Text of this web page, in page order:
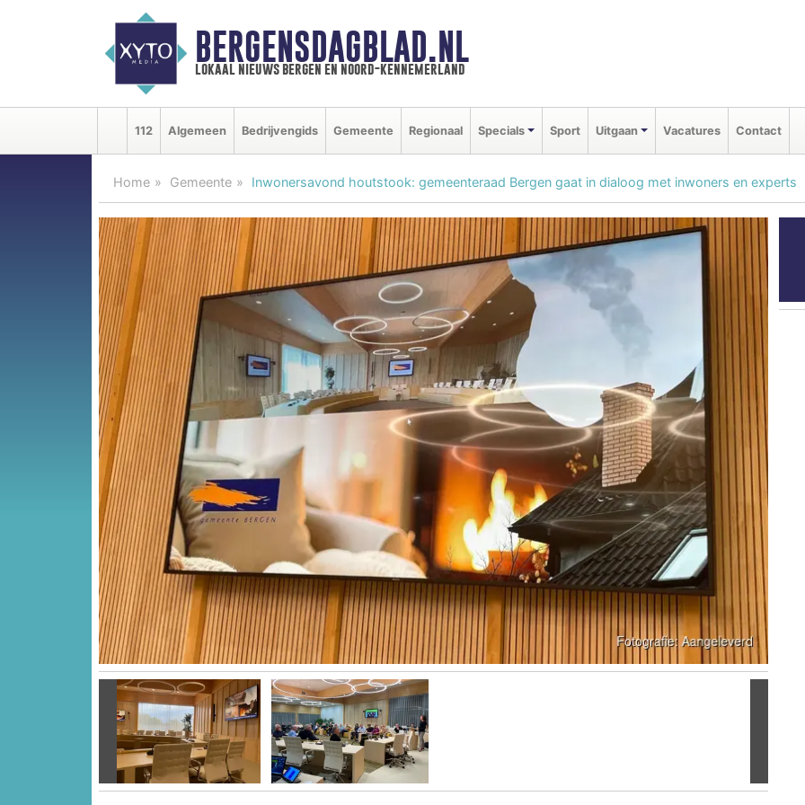
BERGENSDAGBLAD.NL
lokaal nieuws bergen en noord-kennemerland
112 Algemeen Bedrijvengids Gemeente Regionaal Specials Sport Uitgaan Vacatures Contact
Home Gemeente Inwonersavond houtstook: gemeenteraad Bergen gaat in dialoog met inwoners en experts
Vorige